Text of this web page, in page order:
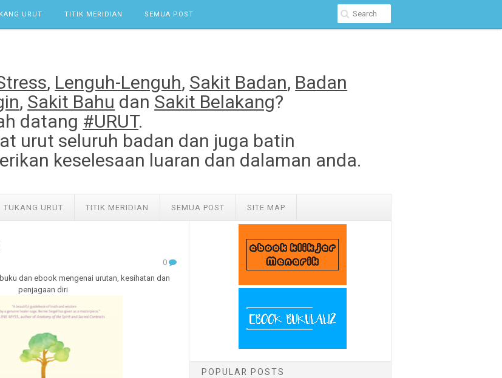
URUT TITIK MERIDIAN SEMUA POST
, Lenguh-Lenguh, Sakit Badan, Badan
, Sakit Bahu dan Sakit Belakang?
datang #URUT.
urut seluruh badan dan juga batin
keselesaan luaran dan dalaman anda.
TUKANG URUT TITIK MERIDIAN SEMUA POST SITE MAP
0
dan ebook mengenai urutan, kesihatan dan
penjagaan diri
POPULAR POSTS